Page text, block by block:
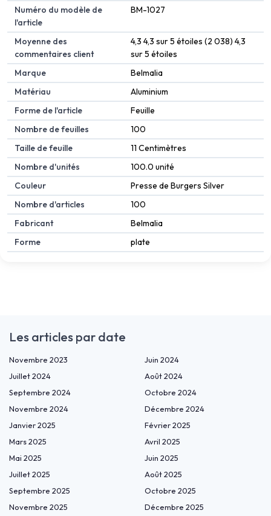
Numéro du modèle de
l'article
BM-1027
Moyenne des
commentaires client
4,3 4,3 sur 5 étoiles (2 038) 4,3
sur 5 étoiles
Marque
Belmalia
Matériau
Aluminium
Forme de l'article
Feuille
Nombre de feuilles
100
Taille de feuille
11 Centimètres
Nombre d'unités
100.0 unité
Couleur
Presse de Burgers Silver
Nombre d'articles
100
Fabricant
Belmalia
Forme
plate
Les articles par date
Novembre 2023
Juin 2024
Juillet 2024
Août 2024
Septembre 2024
Octobre 2024
Novembre 2024
Décembre 2024
Janvier 2025
Février 2025
Mars 2025
Avril 2025
Mai 2025
Juin 2025
Juillet 2025
Août 2025
Septembre 2025
Octobre 2025
Novembre 2025
Décembre 2025